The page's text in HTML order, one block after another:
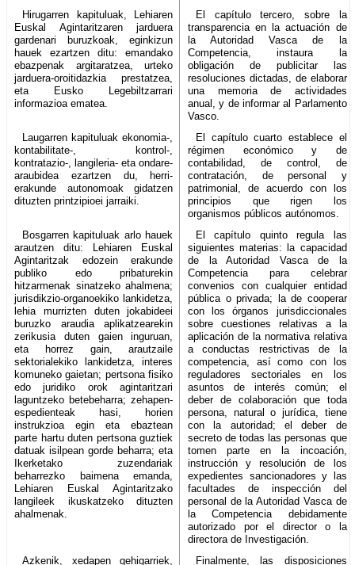
Hirugarren kapituluak, Lehiaren
Euskal Agintaritzaren jarduera
gardenari buruzkoak, eginkizun
hauek ezartzen ditu: emandako
ebazpenak argitaratzea, urteko
jarduera-oroitidazkia prestatzea,
eta Eusko Legebiltzarrari
informazioa ematea.
El capítulo tercero, sobre la
transparencia en la actuación de
la Autoridad Vasca de la
Competencia, instaura la
obligación de publicitar las
resoluciones dictadas, de elaborar
una memoria de actividades
anual, y de informar al Parlamento
Vasco.
Laugarren kapituluak ekonomia-,
kontabilitate-, kontrol-,
kontratazio-, langileria- eta ondare-
araubidea ezartzen du, herri-
erakunde autonomoak gidatzen
dituzten printzipioei jarraiki.
El capítulo cuarto establece el
régimen económico y de
contabilidad, de control, de
contratación, de personal y
patrimonial, de acuerdo con los
principios que rigen los
organismos públicos autónomos.
Bosgarren kapituluak arlo hauek
arautzen ditu: Lehiaren Euskal
Agintaritzak edozein erakunde
publiko edo pribaturekin
hitzarmenak sinatzeko ahalmena;
jurisdikzio-organoekiko lankidetza,
lehia murrizten duten jokabideei
buruzko araudia aplikatzearekin
zerikusia duten gaien inguruan,
eta horrez gain, arautzaile
sektorialekiko lankidetza, interes
komuneko gaietan; pertsona fisiko
edo juridiko orok agintaritzari
laguntzeko betebeharra; zehapen-
espedienteak hasi, horien
instrukzioa egin eta ebaztean
parte hartu duten pertsona guztiek
datuak isilpean gorde beharra; eta
Ikerketako zuzendariak
beharrezko baimena emanda,
Lehiaren Euskal Agintaritzako
langileek ikuskatzeko dituzten
ahalmenak.
El capítulo quinto regula las
siguientes materias: la capacidad
de la Autoridad Vasca de la
Competencia para celebrar
convenios con cualquier entidad
pública o privada; la de cooperar
con los órganos jurisdiccionales
sobre cuestiones relativas a la
aplicación de la normativa relativa
a conductas restrictivas de la
competencia, así como con los
reguladores sectoriales en los
asuntos de interés común; el
deber de colaboración que toda
persona, natural o jurídica, tiene
con la autoridad; el deber de
secreto de todas las personas que
tomen parte en la incoación,
instrucción y resolución de los
expedientes sancionadores y las
facultades de inspección del
personal de la Autoridad Vasca de
la Competencia debidamente
autorizado por el director o la
directora de Investigación.
Azkenik, xedapen gehigarriek,
Finalmente, las disposiciones